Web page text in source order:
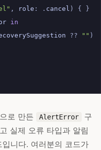
, role : . cancel ) {
}
in
?? "" )
로 만든 AlertError
구
실제 오류 타입과 알림
니다. 여러분의 코드가